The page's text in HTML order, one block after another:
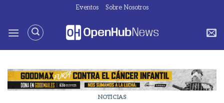
contenido
Eventos Sobre Nosotros
NOTICIAS